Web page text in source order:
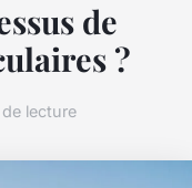
de
?
lecture